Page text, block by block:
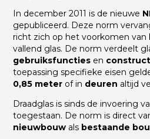
In december 2011 is de nieuwe
gepubliceerd. Deze norm
richt zich op het voorkomen van
vallend glas. De norm verdeelt
gebruiksfuncties en
toepassing specifieke eisen
0,85 meter of in deuren altijd
Draadglas is sinds de invoering
toegestaan. De norm is direct
nieuwbouw als bestaande